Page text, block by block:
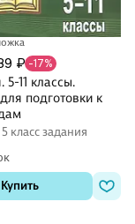
₽ -17%
5-11 классы.
подготовки к
класс задания
Купить